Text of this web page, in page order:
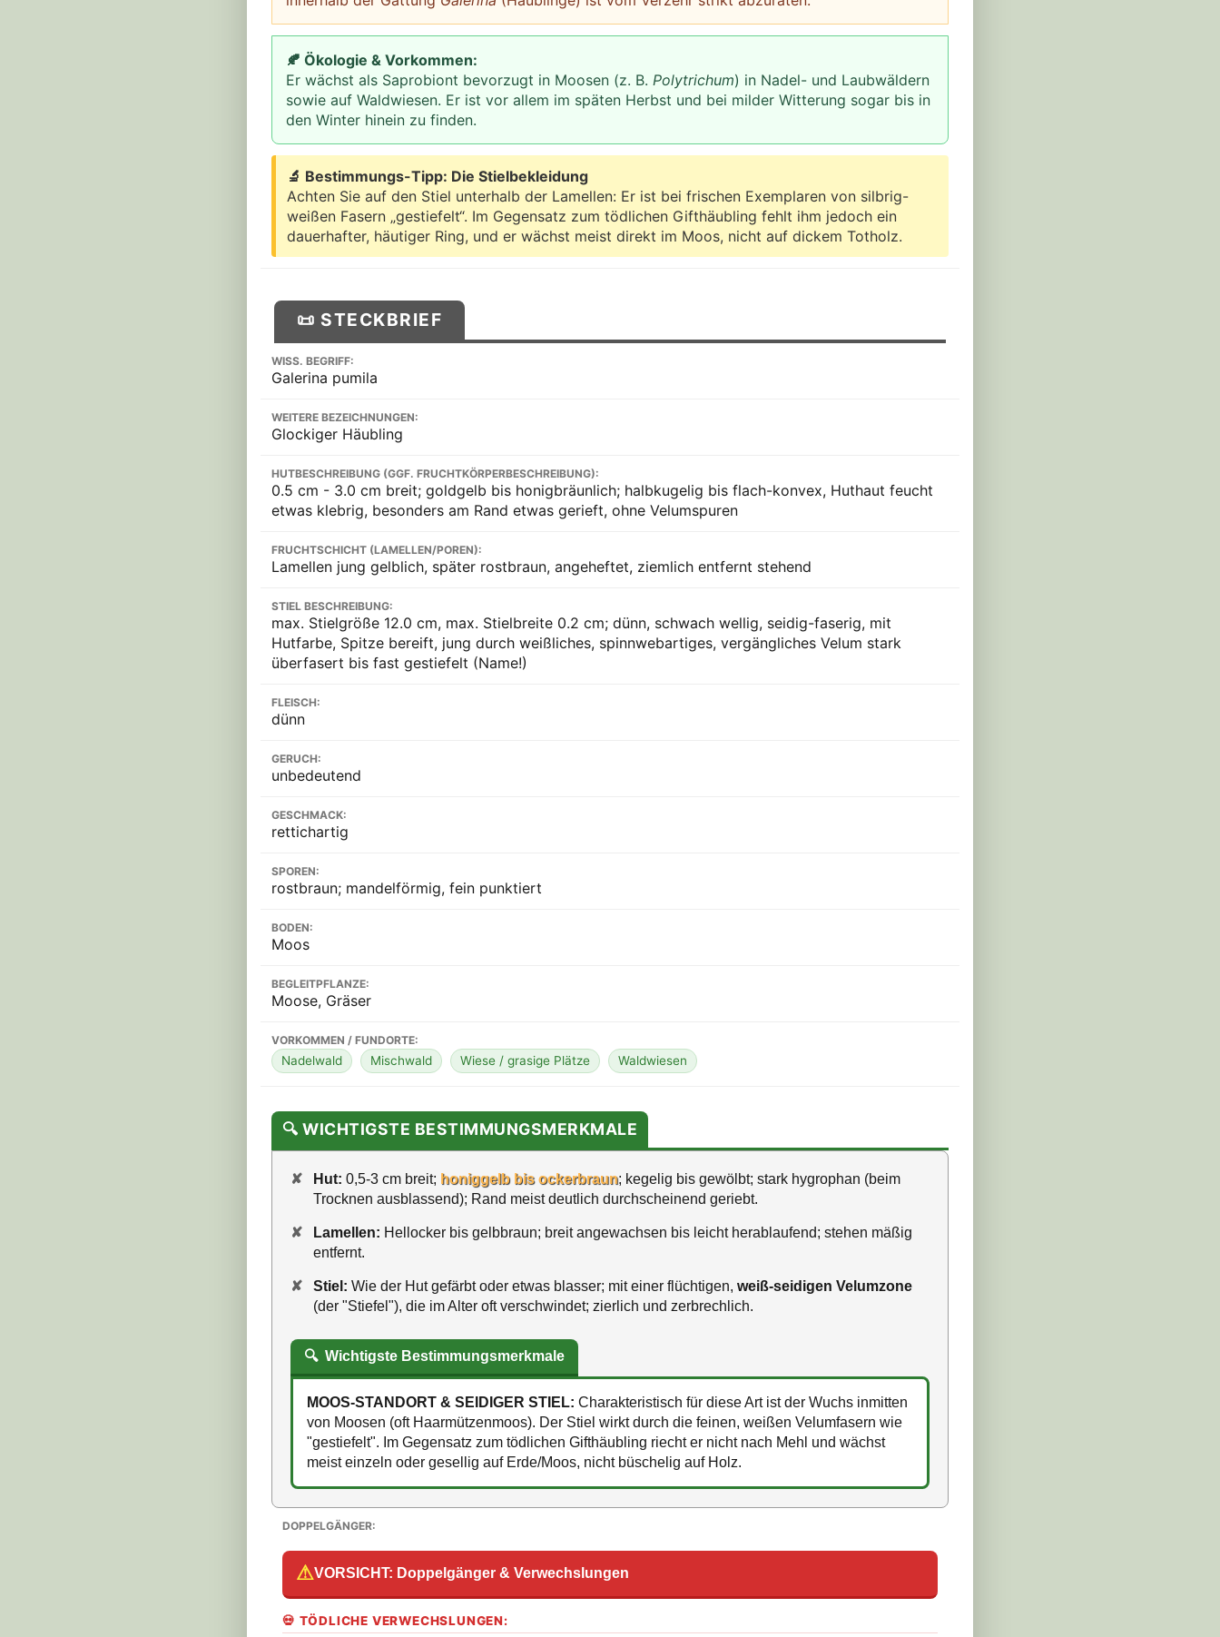
🍂 Ökologie & Vorkommen:
Er wächst als Saprobiont bevorzugt in Moosen (z. B. Polytrichum) in Nadel- und Laubwäldern
sowie auf Waldwiesen. Er ist vor allem im späten Herbst und bei milder Witterung sogar bis in
den Winter hinein zu finden.
🔬 Bestimmungs-Tipp: Die Stielbekleidung
Achten Sie auf den Stiel unterhalb der Lamellen: Er ist bei frischen Exemplaren von silbrig-
weißen Fasern „gestiefelt“. Im Gegensatz zum tödlichen Gifthäubling fehlt ihm jedoch ein
dauerhafter, häutiger Ring, und er wächst meist direkt im Moos, nicht auf dickem Totholz.
📜 STECKBRIEF
WISS. BEGRIFF:
Galerina pumila
WEITERE BEZEICHNUNGEN:
Glockiger Häubling
HUTBESCHREIBUNG (GGF. FRUCHTKÖRPERBESCHREIBUNG):
0.5 cm - 3.0 cm breit; goldgelb bis honigbräunlich; halbkugelig bis flach-konvex, Huthaut feucht
etwas klebrig, besonders am Rand etwas gerieft, ohne Velumspuren
FRUCHTSCHICHT (LAMELLEN/POREN):
Lamellen jung gelblich, später rostbraun, angeheftet, ziemlich entfernt stehend
STIEL BESCHREIBUNG:
max. Stielgröße 12.0 cm, max. Stielbreite 0.2 cm; dünn, schwach wellig, seidig-faserig, mit
Hutfarbe, Spitze bereift, jung durch weißliches, spinnwebartiges, vergängliches Velum stark
überfasert bis fast gestiefelt (Name!)
FLEISCH:
dünn
GERUCH:
unbedeutend
GESCHMACK:
rettichartig
SPOREN:
rostbraun; mandelförmig, fein punktiert
BODEN:
Moos
BEGLEITPFLANZE:
Moose, Gräser
VORKOMMEN / FUNDORTE:
Nadelwald Mischwald Wiese / grasige Plätze Waldwiesen
🔍 WICHTIGSTE BESTIMMUNGSMERKMALE
✘ Hut: 0,5-3 cm breit; honiggelb bis ockerbraun; kegelig bis gewölbt; stark hygrophan (beim
Trocknen ausblassend); Rand meist deutlich durchscheinend geriebt.
✘ Lamellen: Hellocker bis gelbbraun; breit angewachsen bis leicht herablaufend; stehen mäßig
entfernt.
✘ Stiel: Wie der Hut gefärbt oder etwas blasser; mit einer flüchtigen, weiß-seidigen Velumzone
(der "Stiefel"), die im Alter oft verschwindet; zierlich und zerbrechlich.
🔍 Wichtigste Bestimmungsmerkmale
MOOS-STANDORT & SEIDIGER STIEL: Charakteristisch für diese Art ist der Wuchs inmitten
von Moosen (oft Haarmützenmoos). Der Stiel wirkt durch die feinen, weißen Velumfasern wie
"gestiefelt". Im Gegensatz zum tödlichen Gifthäubling riecht er nicht nach Mehl und wächst
meist einzeln oder gesellig auf Erde/Moos, nicht büschelig auf Holz.
DOPPELGÄNGER:
⚠VORSICHT: Doppelgänger & Verwechslungen
💀 TÖDLICHE VERWECHSLUNGEN: